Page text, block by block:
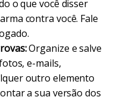
o que você disser
contra você. Fale
Organize e salve
e-mails,
outro elemento
a sua versão dos